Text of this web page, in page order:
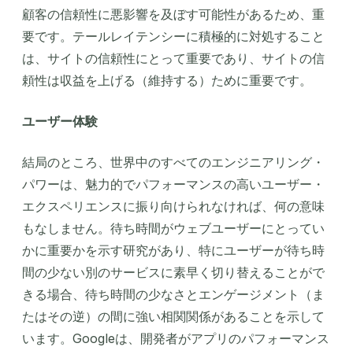
顧客の信頼性に悪影響を及ぼす可能性があるため、重
要です。テールレイテンシーに積極的に対処すること
は、サイトの信頼性にとって重要であり、サイトの信
頼性は収益を上げる（維持する）ために重要です。
ユーザー体験
結局のところ、世界中のすべてのエンジニアリング・
パワーは、魅力的でパフォーマンスの高いユーザー・
エクスペリエンスに振り向けられなければ、何の意味
もなしません。待ち時間がウェブユーザーにとってい
かに重要かを示す研究があり、特にユーザーが待ち時
間の少ない別のサービスに素早く切り替えることがで
きる場合、待ち時間の少なさとエンゲージメント（ま
たはその逆）の間に強い相関関係があることを示して
います。Googleは、開発者がアプリのパフォーマンス